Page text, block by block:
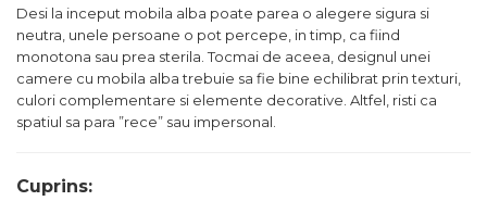
Desi la inceput mobila alba poate parea o alegere sigura si
neutra, unele persoane o pot percepe, in timp, ca fiind
monotona sau prea sterila. Tocmai de aceea, designul unei
camere cu mobila alba trebuie sa fie bine echilibrat prin texturi,
culori complementare si elemente decorative. Altfel, risti ca
spatiul sa para ”rece” sau impersonal.
Cuprins: